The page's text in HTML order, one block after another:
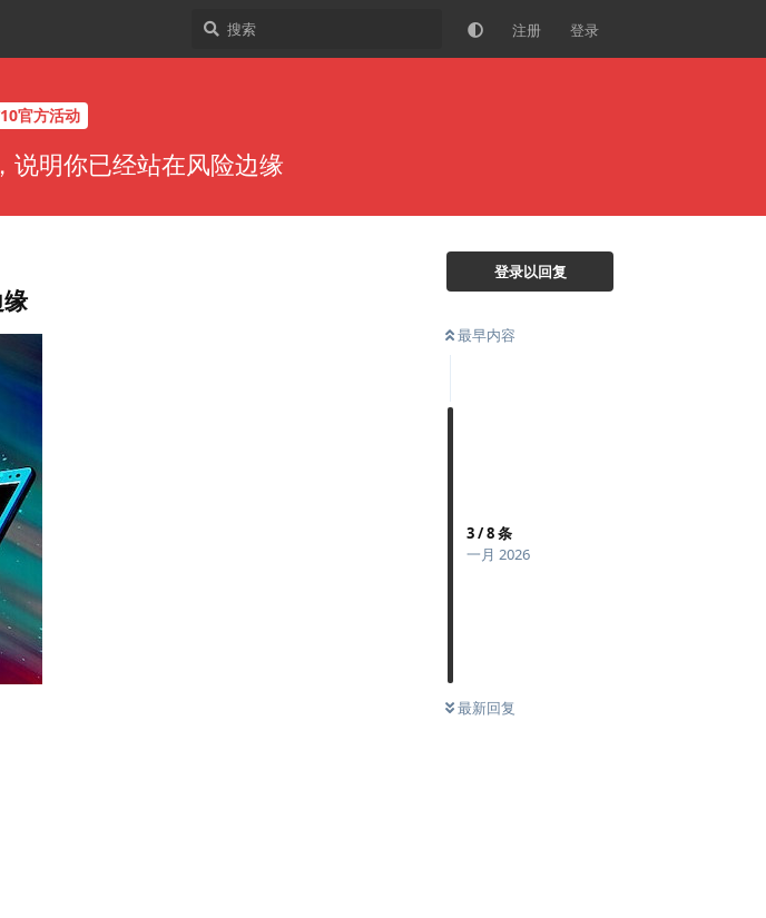
注册 登录
官方活动
说明你已经站在风险边缘
登录以回复
最早内容
3/8条
一月 2026
最新回复